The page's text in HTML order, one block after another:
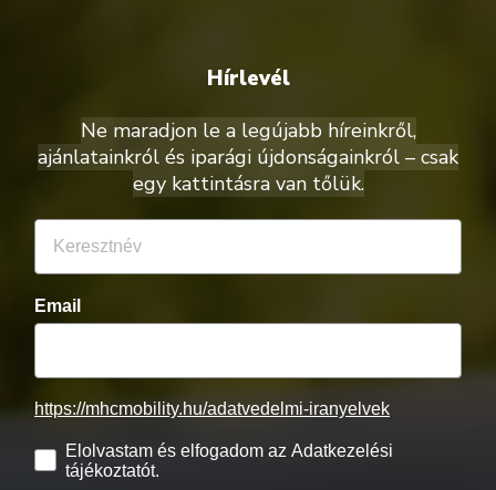
Hírlevél
Ne maradjon le a legújabb híreinkről,
ajánlatainkról és iparági újdonságainkról – csak
egy kattintásra van tőlük.
Email
https://mhcmobility.hu/adatvedelmi-iranyelvek
Elolvastam és elfogadom az Adatkezelési
tájékoztatót.